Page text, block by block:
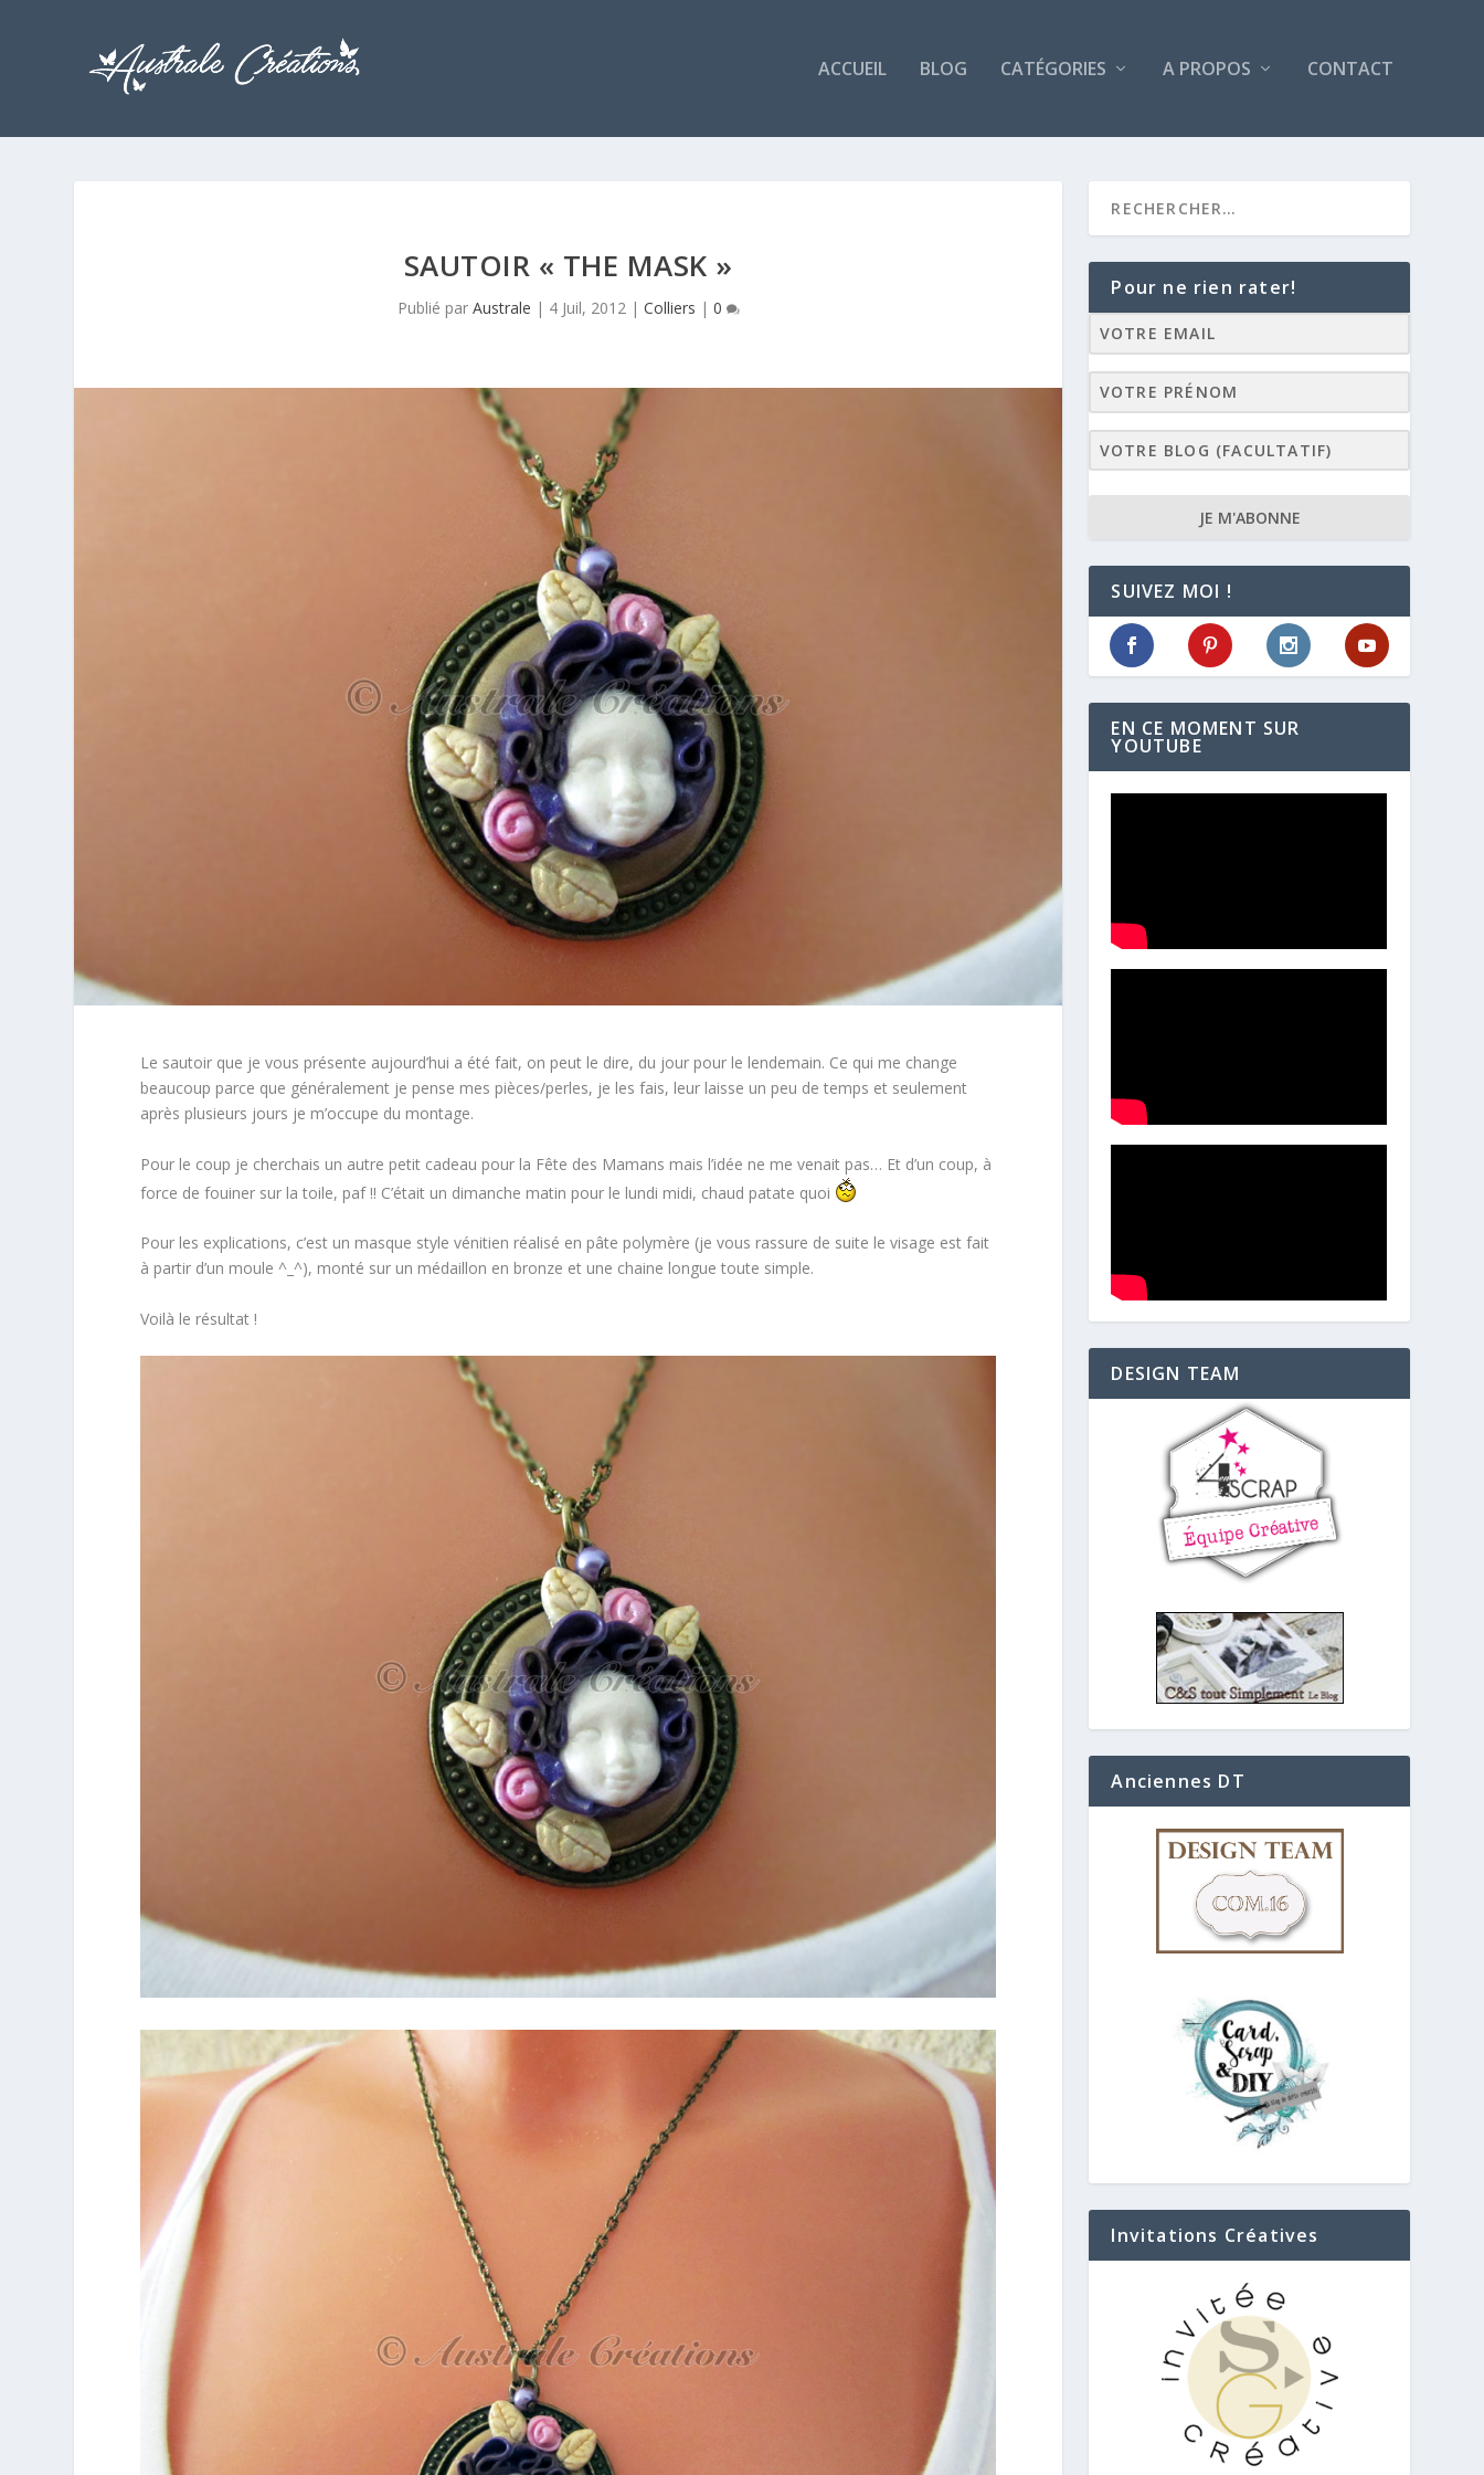
ACCUEIL BLOG CATÉGORIES A PROPOS CONTACT
SAUTOIR « THE MASK »
Publié par Australe | 4 Juil, 2012| Colliers | 0
Le sautoir que je vous présente aujourd’hui a été fait, on peut le dire, du jour pour le lendemain. Ce qui me change
beaucoup parce que généralement je pense mes pièces/perles, je les fais, leur laisse un peu de temps et seulement
après plusieurs jours je m’occupe du montage.
Pour le coup je cherchais un autre petit cadeau pour la Fête des Mamans mais l’idée ne me venait pas… Et d’un coup, à
force de fouiner sur la toile, paf !! C’était un dimanche matin pour le lundi midi, chaud patate quoi
Pour les explications, c’est un masque style vénitien réalisé en pâte polymère (je vous rassure de suite le visage est fait
à partir d’un moule ^_^), monté sur un médaillon en bronze et une chaine longue toute simple.
Voilà le résultat !
Pour ne rien rater!
JE M'ABONNE
SUIVEZ MOI !
EN CE MOMENT SUR
YOUTUBE
DESIGN TEAM
Anciennes DT
Invitations Créatives